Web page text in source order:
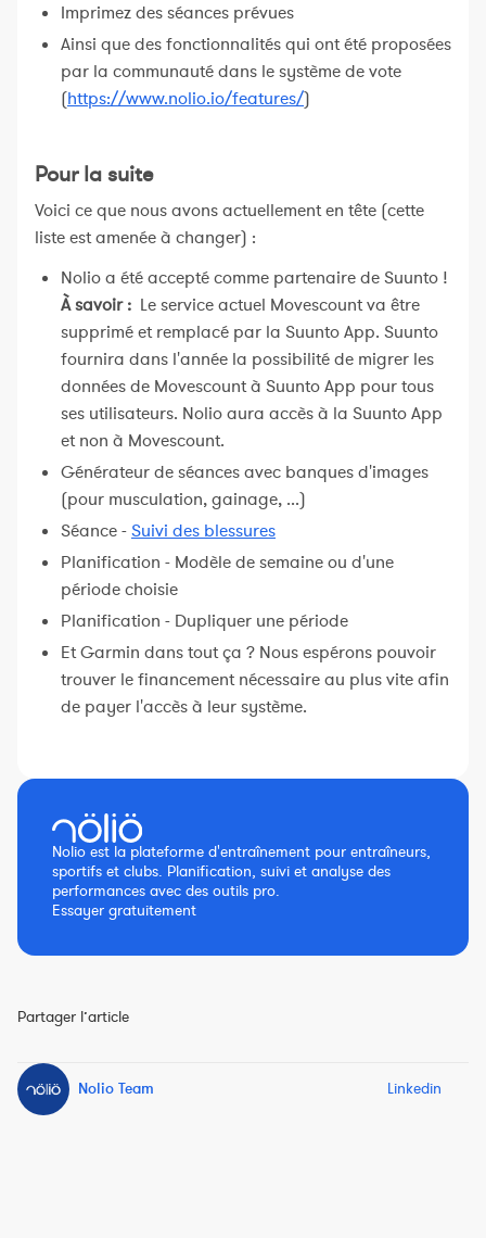
Imprimez des séances prévues
Ainsi que des fonctionnalités qui ont été proposées
par la communauté dans le système de vote
(https://www.nolio.io/features/)
Pour la suite
Voici ce que nous avons actuellement en tête (cette
liste est amenée à changer) :
Nolio a été accepté comme partenaire de Suunto !
À savoir : Le service actuel Movescount va être
supprimé et remplacé par la Suunto App. Suunto
fournira dans l'année la possibilité de migrer les
données de Movescount à Suunto App pour tous
ses utilisateurs. Nolio aura accès à la Suunto App
et non à Movescount.
Générateur de séances avec banques d'images
(pour musculation, gainage, ...)
Séance -Suivi des blessures
Planification - Modèle de semaine ou d'une
période choisie
Planification - Dupliquer une période
Et Garmin dans tout ça ? Nous espérons pouvoir
trouver le financement nécessaire au plus vite afin
de payer l'accès à leur système.
Nolio est la plateforme d'entraînement pour entraîneurs,
sportifs et clubs. Planification, suivi et analyse des
performances avec des outils pro.
Essayer gratuitement
Partager l’article
Nolio Team Linkedin